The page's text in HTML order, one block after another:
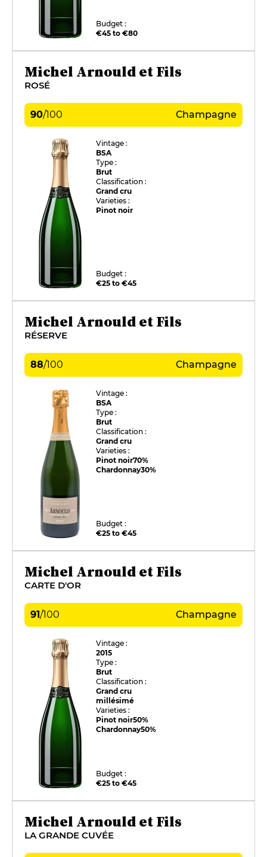
Budget :
€45 to €80
Michel Arnould et Fils
ROSÉ
90/100 Champagne
Vintage :
BSA
Type :
Brut
Classification :
Grand cru
Varieties :
Pinot noir
Budget :
€25 to €45
Michel Arnould et Fils
RÉSERVE
88/100 Champagne
Vintage :
BSA
Type :
Brut
Classification :
Grand cru
Varieties :
Pinot noir70%
Chardonnay30%
Budget :
€25 to €45
Michel Arnould et Fils
CARTE D'OR
91/100 Champagne
Vintage :
2015
Type :
Brut
Classification :
Grand cru
millésimé
Varieties :
Pinot noir50%
Chardonnay50%
Budget :
€25 to €45
Michel Arnould et Fils
LA GRANDE CUVÉE